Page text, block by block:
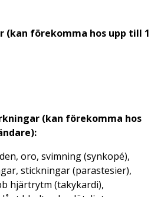
(kan förekomma hos upp till 1
(kan förekomma hos
oro, svimning (synkopé),
stickningar (parastesier),
hjärtrytm (takykardi),